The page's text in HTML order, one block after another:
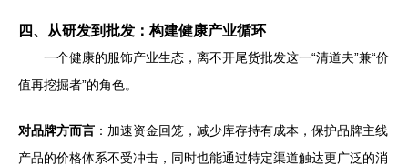
四、从研发到批发：构建健康产业循环
一个健康的服饰产业生态，离不开尾货批发这一“清道夫”兼“价
值再挖掘者”的角色。
对品牌方而言 ：加速资金回笼，减少库存持有成本，保护品牌主线
产品的价格体系不受冲击，同时也能通过特定渠道触达更广泛的消